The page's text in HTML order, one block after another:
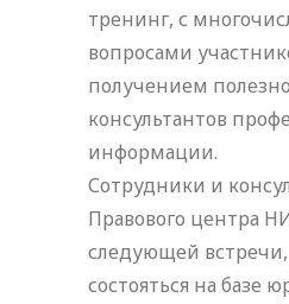
тренинг, с
вопросами
получением
консультантов
информации.
Сотрудники и
Правового центра
следующей
состояться на базе